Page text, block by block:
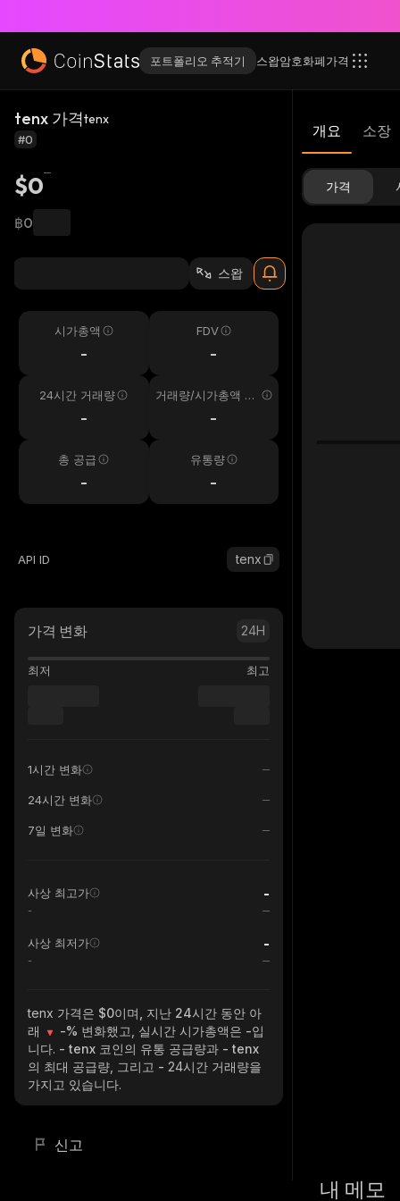
포트폴리오 추적기 스왑암호화폐가격
tenx 가격tenx
#0
$0
฿0
스왑
시가총액
-
FDV
-
24시간 거래량
-
거래량/시가총액 24
-
총 공급
-
유통량
-
API ID tenx
가격 변화 24H
최저 최고
1시간 변화
24시간 변화
7일 변화
사상 최고가 -
-
사상 최저가 -
-
tenx 가격은 $0이며, 지난 24시간 동안 아
래
-% 변화했고, 실시간 시가총액은 -입
니다. - tenx 코인의 유통 공급량과 - tenx
의 최대 공급량, 그리고 - 24시간 거래량을
가지고 있습니다.
신고
개요 소장
가격
내 메모